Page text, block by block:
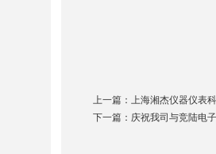
上一篇： 上海湘杰仪器仪表
下一篇： 庆祝我司与竞陆电